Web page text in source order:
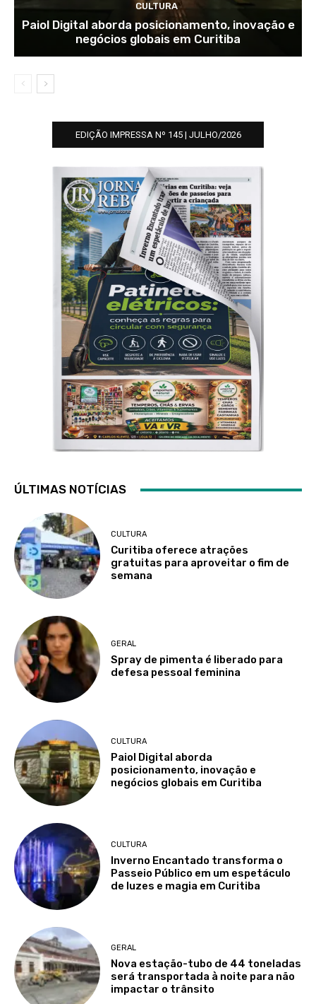
CULTURA
Paiol Digital aborda posicionamento, inovação e
negócios globais em Curitiba
EDIÇÃO IMPRESSA Nº 145 | JULHO/2026
ÚLTIMAS NOTÍCIAS
CULTURA
Curitiba oferece atrações
gratuitas para aproveitar o fim de
semana
GERAL
Spray de pimenta é liberado para
defesa pessoal feminina
CULTURA
Paiol Digital aborda
posicionamento, inovação e
negócios globais em Curitiba
CULTURA
Inverno Encantado transforma o
Passeio Público em um espetáculo
de luzes e magia em Curitiba
GERAL
Nova estação-tubo de 44 toneladas
será transportada à noite para não
impactar o trânsito